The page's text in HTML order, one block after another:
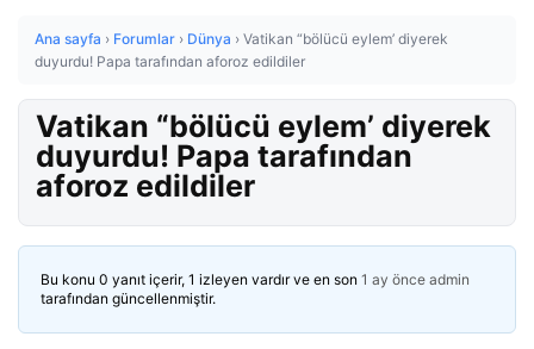
Ana sayfa › Forumlar › Dünya › Vatikan “bölücü eylem’ diyerek
duyurdu! Papa tarafından aforoz edildiler
Vatikan “bölücü eylem’ diyerek
duyurdu! Papa tarafından
aforoz edildiler
Bu konu 0 yanıt içerir, 1 izleyen vardır ve en son 1 ay önce admin
tarafından güncellenmiştir.